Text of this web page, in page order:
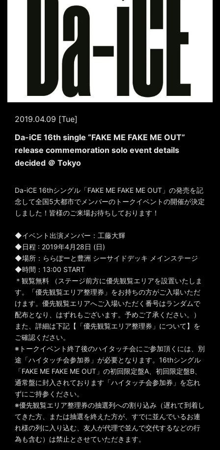
2019.04.09 [Tue]
Da-iCE 16th single “FAKE ME FAKE ME OUT”
release commemoration solo event details
decided ＠ Tokyo
Da-iCE 16thシングル「FAKE ME FAKE ME OUT」の発売を記
念して全国5大都市でメンバーのトークイベントの開催が決定
しました！皆様のご来場お待ちしております！
◆イベント出演メンバー：工藤大輝
◆日程 : 2019年4月28日 (日)
◆場所：ららぽーと豊洲 シーサイドデッキ メインステージ
◆時間：13:00 START
＊観覧無料 （ステージ前方に優先観覧エリアを設置いたしま
す。「優先観覧エリア整理券」をお持ちの方がご入場いただ
けます。優先観覧エリアへご入場いただく番号はランダムで
配布となり、はずれもございます。予めご了承ください。）
また、詳細は下記【「優先観覧エリア整理券」について】を
ご確認ください。
※トークイベント終了後のハイタッチ会にご参加頂くには、別
途「ハイタッチ会参加券」が必要となります。16thシングル
「FAKE ME FAKE ME OUT」の初回限定盤A、初回限定盤B、
通常盤に封入されております「ハイタッチ会参加券」を忘れ
ずにご持参ください。
※優先観覧エリア整理券の抽選列への割り込み（遅れて到着し
てきた方、または抽選を終えた方が、すでに並んでいるお連
れ様の列に入り込む、友人が代理で並んで交代するなどの行
為も含む）は禁止とさせていただきます。